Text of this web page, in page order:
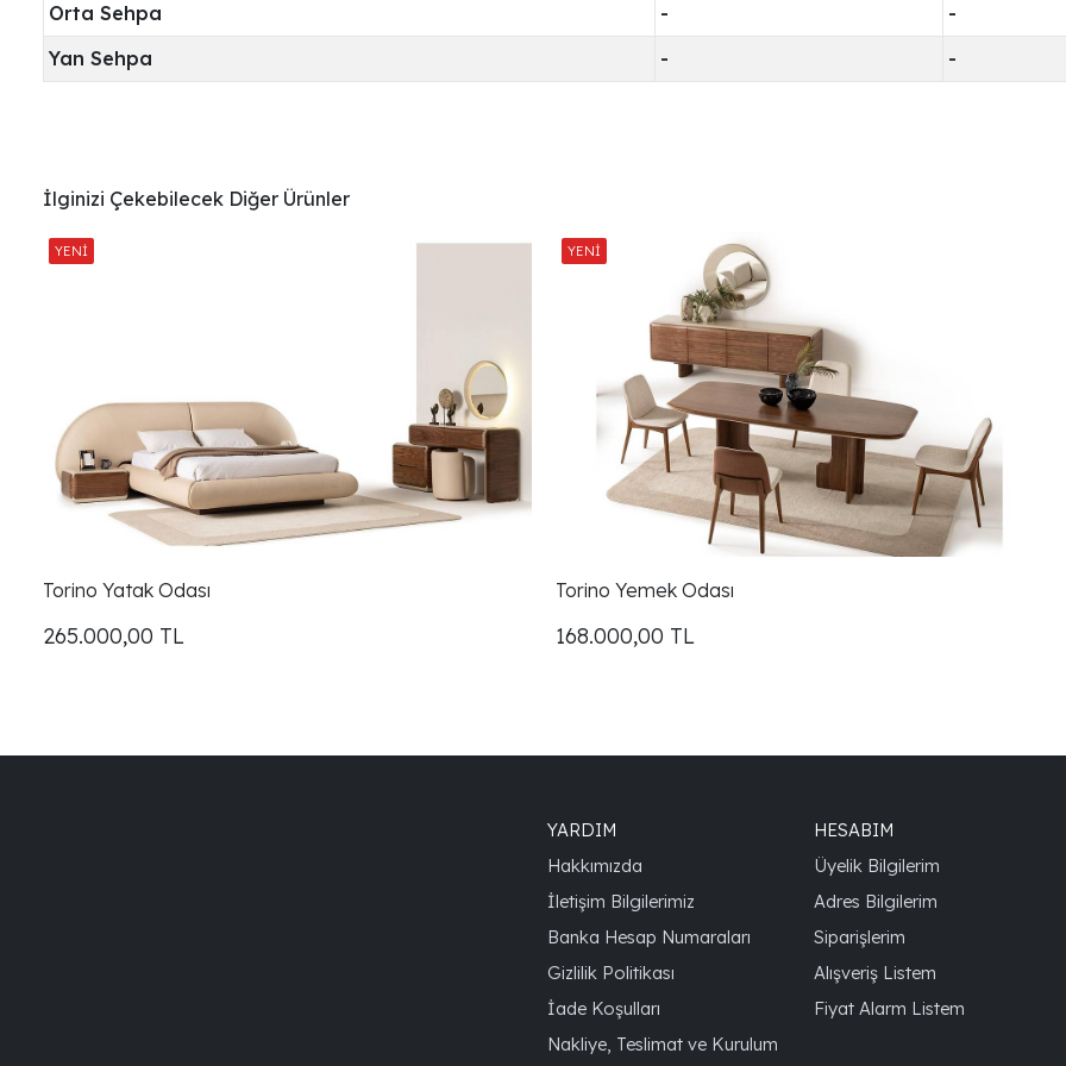
Orta Sehpa -
-
Yan Sehpa
- -
İlginizi Çekebilecek Diğer Ürünler
Torino Yatak Odası
265.000,00 TL
Torino Yemek Odası
168.000,00 TL
YARDIM
Hakkımızda
İletişim Bilgilerimiz
Banka Hesap Numaraları
Gizlilik Politikası
İade Koşulları
Nakliye, Teslimat ve Kurulum
HESABIM
Üyelik Bilgilerim
Adres Bilgilerim
Siparişlerim
Alışveriş Listem
Fiyat Alarm Listem